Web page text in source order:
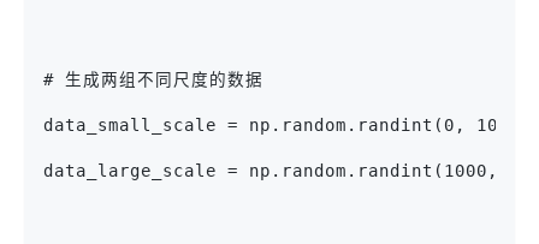
# 生成两组不同尺度的数据
data_small_scale = np.random.randint(0, 100,
data_large_scale = np.random.randint(1000,